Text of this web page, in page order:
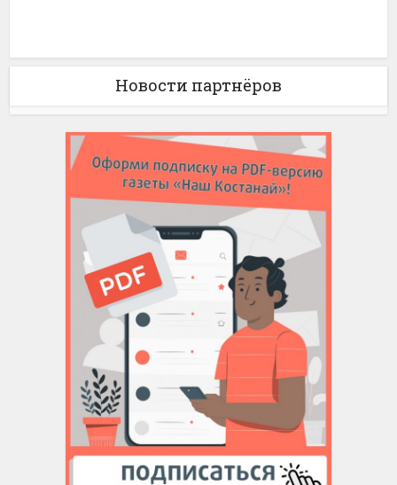
Новости партнёров